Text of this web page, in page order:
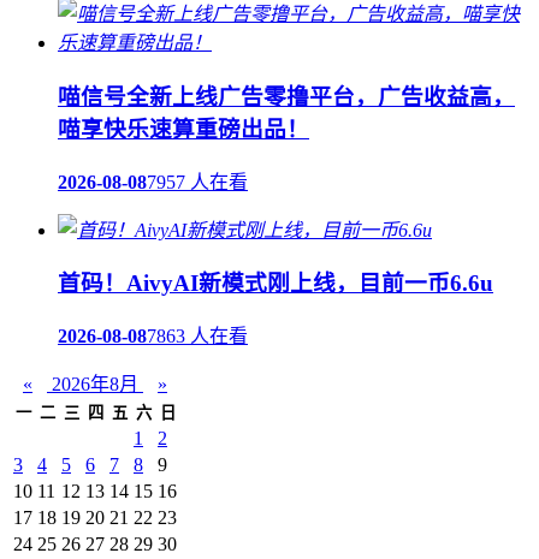
喵信号全新上线广告零撸平台，广告收益高，
喵享快乐速算重磅出品！
2026-08-087957 人在看
首码！AivyAI新模式刚上线，目前一币6.6u
2026-08-087863 人在看
« 2026年8月 »
一 二 三 四 五 六 日
1
2
3
4 5 6 7 8
9
10 11 12 13 14 15 16
17 18 19 20 21 22 23
24 25 26 27 28 29 30